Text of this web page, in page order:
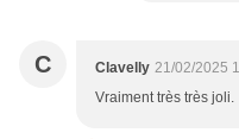
C Clavelly 21/02/2025
Vraiment très très joli.